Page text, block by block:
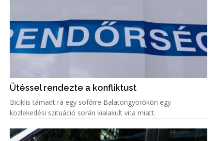
Ütéssel rendezte a konfliktust
Biciklis támadt rá egy sofőrre Balatongyörökön egy
közlekedési szituáció során kialakult vita miatt.